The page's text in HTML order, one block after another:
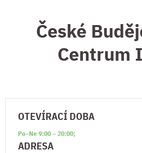
České
Centrum
OTEVÍRACÍ DOBA
Po–Ne 9:00 – 20:00;
ADRESA